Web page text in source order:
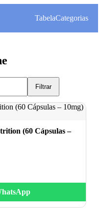
TabelaCategorias
Filtrar
(60 Cápsulas –